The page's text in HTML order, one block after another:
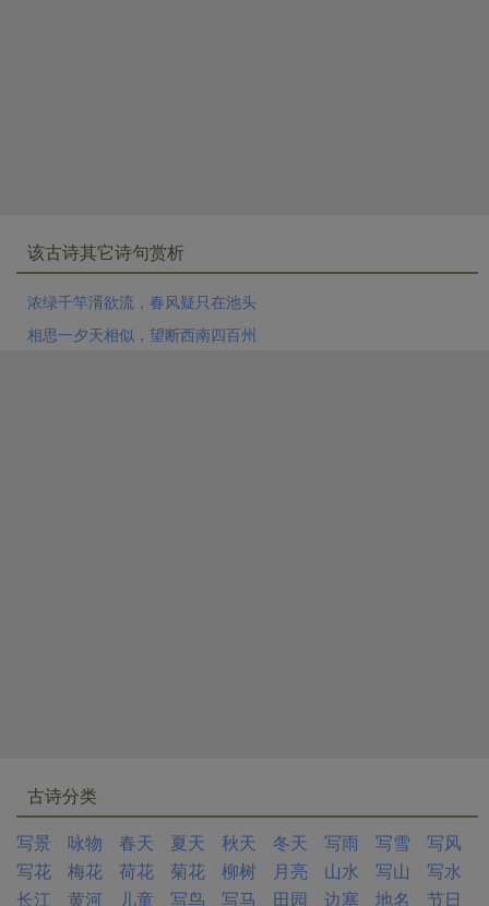
该古诗其它诗句赏析
浓绿千竿湑欲流，春风疑只在池头
相思一夕天相似，望断西南四百州
古诗分类
写景
咏物 春天 夏天 秋天 冬天 写雨 写雪
写风
写花
梅花 荷花 菊花 柳树 月亮 山水 写山
写水
长江
黄河 儿童 写鸟 写马 田园 边塞 地名 节日